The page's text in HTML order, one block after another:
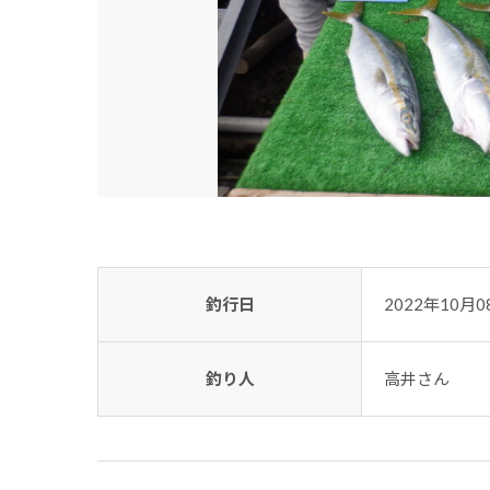
釣行日 2022年10月
釣り人 高井さん